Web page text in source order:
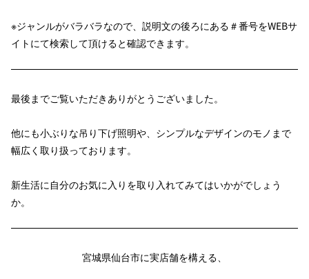
※ジャンルがバラバラなので、説明文の後ろにある＃番号をWEBサ
イトにて検索して頂けると確認できます。
最後までご覧いただきありがとうございました。
他にも小ぶりな吊り下げ照明や、シンプルなデザインのモノまで
幅広く取り扱っております。
新生活に自分のお気に入りを取り入れてみてはいかがでしょう
か。
宮城県仙台市に実店舗を構える、